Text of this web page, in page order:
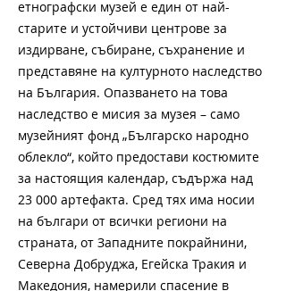
етнографски музей е един от най-
старите и устойчиви центрове за
издирване, събиране, съхранение и
представяне на културното наследство
на България. Опазването на това
наследство е мисия за музея – само
музейният фонд „Българско народно
облекло“, който предостави костюмите
за настоящия календар, съдържа над
23 000 артефакта. Сред тях има носии
на българи от всички региони на
страната, от Западните покрайнини,
Северна Добруджа, Егейска Тракия и
Македония, намерили спасение в